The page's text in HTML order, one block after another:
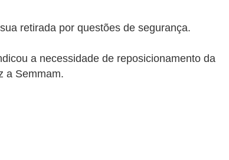
retirada por questões de segurança.
a necessidade de reposicionamento da
a Semmam.